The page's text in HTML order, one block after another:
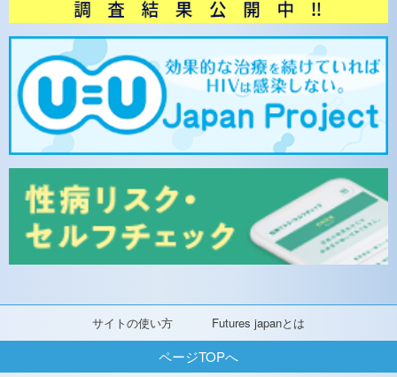
サイトの使い方 Futures japanとは
ページTOPへ